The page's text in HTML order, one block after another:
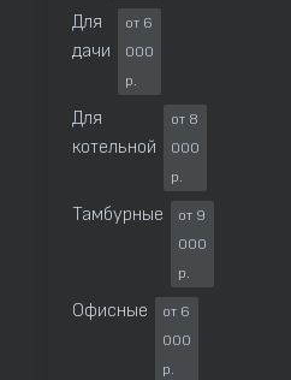
Для
дачи
от 6
000
р.
Для
котельной
от 8
000
р.
Тамбурные
от 9
000
р.
Офисные
от 6
000
р.